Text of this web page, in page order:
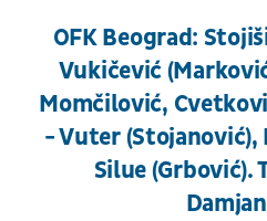
OFK Beograd:
Vukičević
Momčilović,
- Vuter (Stojanović),
Silue (Grbović).